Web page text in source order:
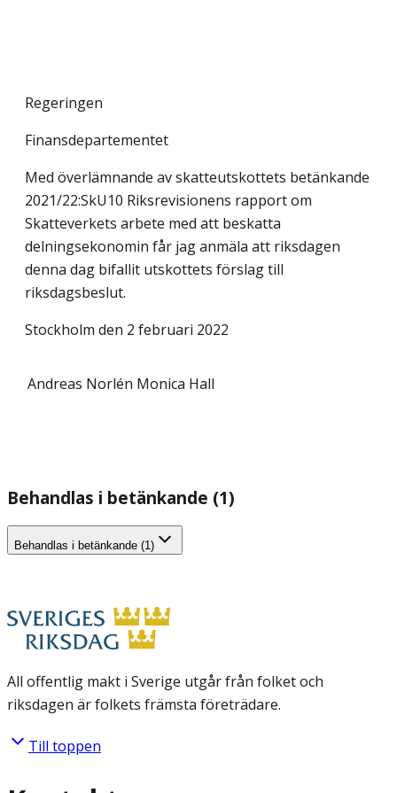
Regeringen
Finansdepartementet
Med överlämnande av skatteutskottets betänkande
2021/22:SkU10 Riksrevisionens rapport om
Skatteverkets arbete med att beskatta
delningsekonomin får jag anmäla att riksdagen
denna dag bifallit utskottets förslag till
riksdagsbeslut.
Stockholm den 2 februari 2022
Andreas Norlén Monica Hall
Behandlas i betänkande (1)
Behandlas i betänkande (1)
All offentlig makt i Sverige utgår från folket och
riksdagen är folkets främsta företrädare.
Till toppen